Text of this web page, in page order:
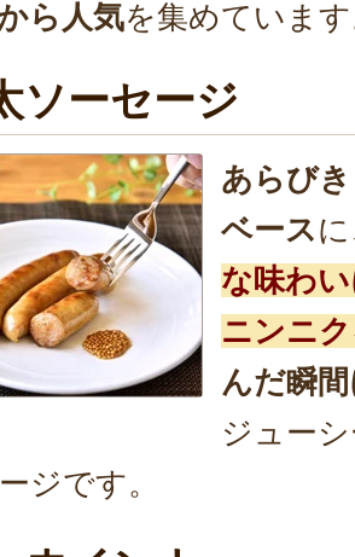
ら人気を集めていま
ソーセージ
あらび
ベース
な味わ
ニンニ
んだ瞬
ジュー
ジです。